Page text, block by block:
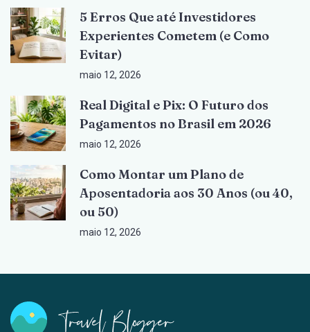
5 Erros Que até Investidores
Experientes Cometem (e Como
Evitar)
maio 12, 2026
Real Digital e Pix: O Futuro dos
Pagamentos no Brasil em 2026
maio 12, 2026
Como Montar um Plano de
Aposentadoria aos 30 Anos (ou 40,
ou 50)
maio 12, 2026